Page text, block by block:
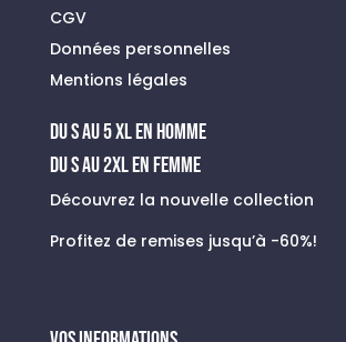
CGV
Données personnelles
Mentions légales
du s au 5 xl en homme
Du S au 2XL en FEMME
Découvrez la nouvelle collection
Profitez de remises jusqu’à -60%!